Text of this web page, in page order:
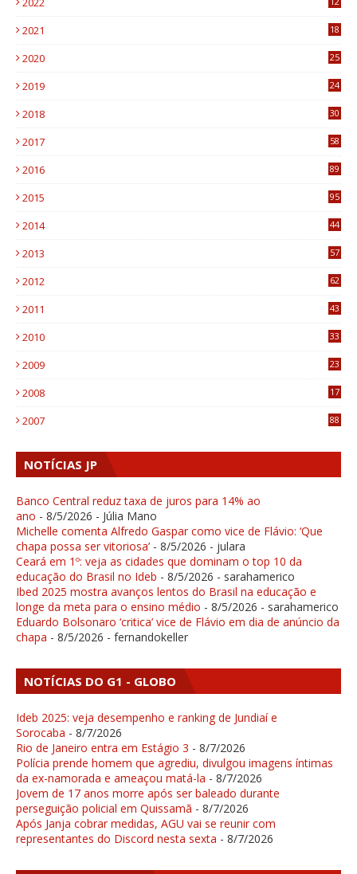
2021
18
2020
25
2019
24
2018
30
2017
58
2016
89
2015
95
2014
44
2013
57
2012
62
2011
43
2010
33
2009
23
2008
17
2007 88
NOTÍCIAS JP
Banco Central reduz taxa de juros para 14% ao
ano - 8/5/2026 - Júlia Mano
Michelle comenta Alfredo Gaspar como vice de Flávio: ‘Que
chapa possa ser vitoriosa’ - 8/5/2026 - julara
Ceará em 1º: veja as cidades que dominam o top 10 da
educação do Brasil no Ideb - 8/5/2026 - sarahamerico
Ibed 2025 mostra avanços lentos do Brasil na educação e
longe da meta para o ensino médio - 8/5/2026 - sarahamerico
Eduardo Bolsonaro ‘critica’ vice de Flávio em dia de anúncio da
chapa - 8/5/2026 - fernandokeller
NOTÍCIAS DO G1 - GLOBO
Ideb 2025: veja desempenho e ranking de Jundiaí e
Sorocaba - 8/7/2026
Rio de Janeiro entra em Estágio 3 - 8/7/2026
Polícia prende homem que agrediu, divulgou imagens íntimas
da ex-namorada e ameaçou matá-la - 8/7/2026
Jovem de 17 anos morre após ser baleado durante
perseguição policial em Quissamã - 8/7/2026
Após Janja cobrar medidas, AGU vai se reunir com
representantes do Discord nesta sexta - 8/7/2026